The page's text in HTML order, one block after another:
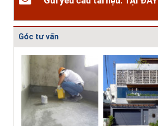
Góc tư vấn